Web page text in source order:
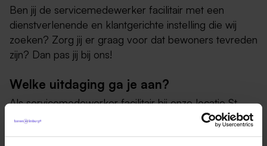
Ben jij de servicemedewerker facilitair met een
dienstverlenende en klantgerichte instelling die wij
zoeken? Zorg jij er graag voor dat bewoners tevreden
zijn? Dan pas jij bij ons!
Welke uitdaging ga je aan?
Als servicemedewerker facilitair bij onze locatie St.
Magdalena in Haelen, ben je oplettend en werk je